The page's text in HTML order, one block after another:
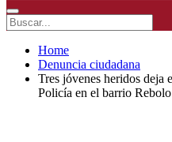
Home
Denuncia ciudadana
Tres jóvenes heridos deja
Policía en el barrio Rebolo